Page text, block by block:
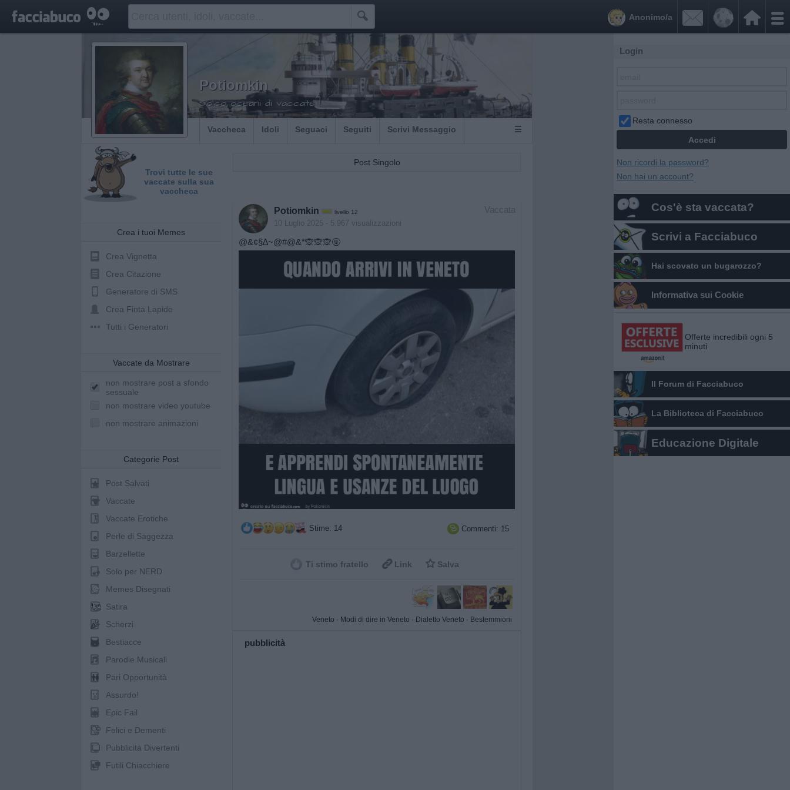
 

Anonimo/a
Potiomkin
Solco oceani di vaccate !
Vaccheca Idoli Seguaci Seguiti Scrivi Messaggio ☰
Trovi tutte le sue
vaccate sulla sua
vaccheca
Crea i tuoi Memes
Crea Vignetta
Crea Citazione
Generatore di SMS
Crea Finta Lapide
Tutti i Generatori
Vaccate da Mostrare
non mostrare post a sfondo
sessuale
non mostrare video youtube
non mostrare animazioni
Categorie Post
Post Salvati
Vaccate
Vaccate Erotiche
Perle di Saggezza
Barzellette
Solo per NERD
Memes Disegnati
Satira
Scherzi
Bestiacce
Parodie Musicali
Pari Opportunità
Assurdo!
Epic Fail
Felici e Dementi
Pubblicità Divertenti
Futili Chiacchiere
Post Singolo
Vaccata
Potiomkin livello 12
10 Luglio 2025 - 5.967 visualizzazioni
@&¢§∆~@#@&*🙊🙊🙊🤬
Stime: 14  Commenti: 15
Ti stimo fratello  Link  Salva
Veneto · Modi di dire in Veneto · Dialetto Veneto · Bestemmioni
pubblicità
Login
Resta connesso
Non ricordi la password?
Non hai un account?
Cos'è sta vaccata?
Scrivi a Facciabuco
Hai scovato un bugarozzo?
Informativa sui Cookie
Offerte incredibili ogni 5
minuti
Il Forum di Facciabuco
La Biblioteca di Facciabuco
Educazione Digitale